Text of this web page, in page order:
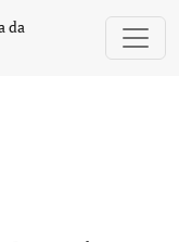
em códigos
da